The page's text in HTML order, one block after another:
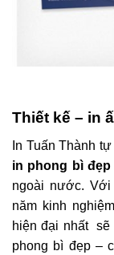
Thiết kế – in
In Tuấn Thành
in phong bì đẹp
ngoài nước. Với
năm kinh
hiện đại nhất sẽ
phong bì đẹp –